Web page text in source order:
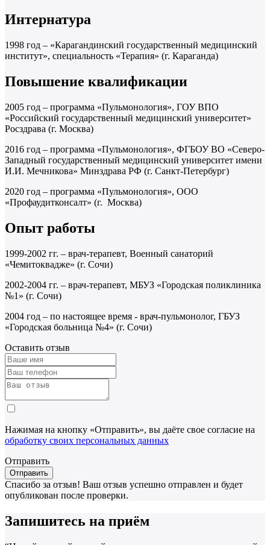
Интернатура
1998 год – «Карагандинский государственный медицинский
институт», специальность «Терапия» (г. Караганда)
Повышение квалификации
2005 год – программа «Пульмонология», ГОУ ВПО
«Российский государственный медицинский университет»
Росздрава (г. Москва)
2016 год – программа «Пульмонология», ФГБОУ ВО «Северо-
Западный государственный медицинский университет имени
И.И. Мечникова» Минздрава РФ (г. Санкт-Петербург)
2020 год – программа «Пульмонология», ООО
«Профаудитконсалт» (г. Москва)
Опыт работы
1999-2002 гг. – врач-терапевт, Военный санаторий
«Чемитоквадже» (г. Сочи)
2002-2004 гг. – врач-терапевт, МБУЗ «Городская поликлиника
№1» (г. Сочи)
2004 год – по настоящее время - врач-пульмонолог, ГБУЗ
«Городская больница №4» (г. Сочи)
Оставить отзыв
Нажимая на кнопку «Отправить», вы даёте свое согласие на
обработку своих персональных данных
Отправить
Спасибо за отзыв! Ваш отзыв успешно отправлен и будет
опубликован после проверки.
Запишитесь на приём